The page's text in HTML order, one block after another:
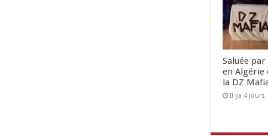
Saluée
en Algérie
la DZ
Il ya 4 jours